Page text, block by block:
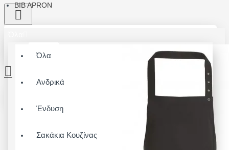
Όλα
Ανδρικά
Ένδυση
Σακάκια Κουζίνας
BIB APRON